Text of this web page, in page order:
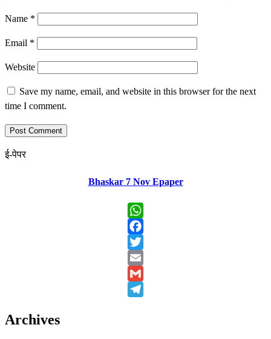
Name *
Email *
Website
Save my name, email, and website in this browser for the next
time I comment.
ई-पेपर
Bhaskar 7 Nov Epaper
WhatsApp
Facebook
Twitter
Email
Gmail
Archives